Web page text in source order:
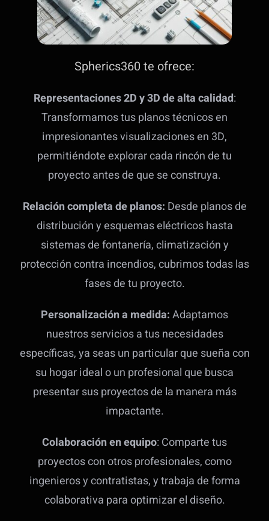
Spherics360 te ofrece:
Representaciones 2D y 3D de alta calidad:
Transformamos tus planos técnicos en
impresionantes visualizaciones en 3D,
permitiéndote explorar cada rincón de tu
proyecto antes de que se construya.
Relación completa de planos: Desde planos de
distribución y esquemas eléctricos hasta
sistemas de fontanería, climatización y
protección contra incendios, cubrimos todas las
fases de tu proyecto.
Personalización a medida:Adaptamos
nuestros servicios a tus necesidades
específicas, ya seas un particular que sueña con
su hogar ideal o un profesional que busca
presentar sus proyectos de la manera más
impactante.
Colaboración en equipo: Comparte tus
proyectos con otros profesionales, como
ingenieros y contratistas, y trabaja de forma
colaborativa para optimizar el diseño.